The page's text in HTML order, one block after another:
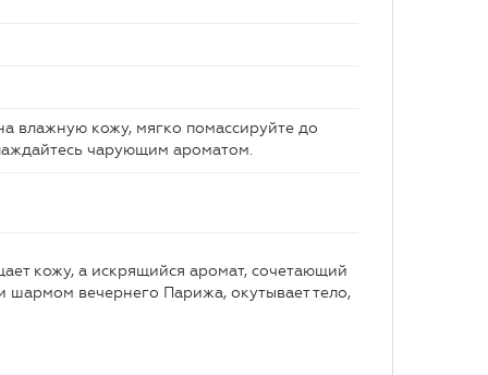
влажную кожу, мягко помассируйте до
чарующим ароматом.
кожу, а искрящийся аромат, сочетающий
вечернего Парижа, окутывает тело,